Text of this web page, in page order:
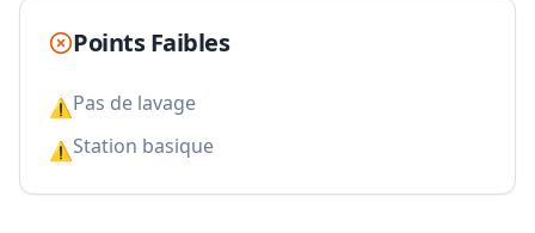
Points Faibles
⚠Pas de lavage
⚠Station basique